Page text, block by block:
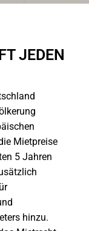
JEDEN
Mietpreise
5 Jahren
hinzu.